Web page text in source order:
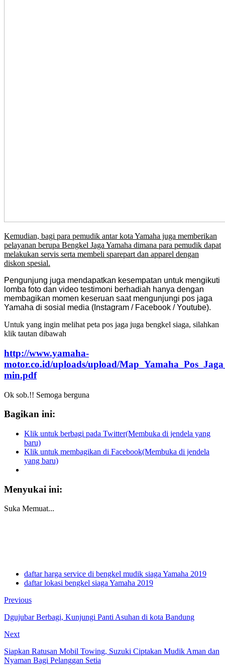
Kemudian, bagi para pemudik antar kota Yamaha juga memberikan
pelayanan berupa Bengkel Jaga Yamaha dimana para pemudik dapat
melakukan servis serta membeli sparepart dan apparel dengan
diskon spesial.
Pengunjung juga mendapatkan kesempatan untuk mengikuti
lomba foto dan video testimoni berhadiah hanya dengan
membagikan momen keseruan saat mengunjungi pos jaga
Yamaha di sosial media (Instagram / Facebook / Youtube).
Untuk yang ingin melihat peta pos jaga juga bengkel siaga, silahkan
klik tautan dibawah
http://www.yamaha-
motor.co.id/uploads/upload/
min.pdf
Ok sob.!! Semoga berguna
Bagikan ini:
Klik untuk berbagi pada Twitter(Membuka di jendela yang
baru)
Klik untuk membagikan di Facebook(Membuka di jendela
yang baru)
Menyukai ini:
Suka Memuat...
daftar harga service di bengkel mudik siaga Yamaha 2019
daftar lokasi bengkel siaga Yamaha 2019
Previous
Dgujubar Berbagi, Kunjungi Panti Asuhan di kota Bandung
Next
Siapkan Ratusan Mobil Towing, Suzuki Ciptakan Mudik Aman dan
Nyaman Bagi Pelanggan Setia